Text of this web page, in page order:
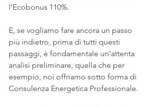
l’Ecobonus 110%.
E, se vogliamo fare ancora un passo
più indietro, prima di tutti questi
passaggi, è fondamentale un’attenta
analisi preliminare, quella che per
esempio, noi offriamo sotto forma di
Consulenza Energetica Professionale.